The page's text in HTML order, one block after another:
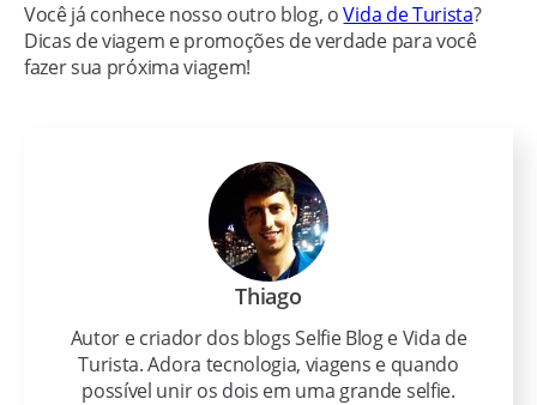
Você já conhece nosso outro blog, oVida de Turista?
Dicas de viagem e promoções de verdade para você
fazer sua próxima viagem!
Thiago
Autor e criador dos blogs Selfie Blog e Vida de
Turista. Adora tecnologia, viagens e quando
possível unir os dois em uma grande selfie.